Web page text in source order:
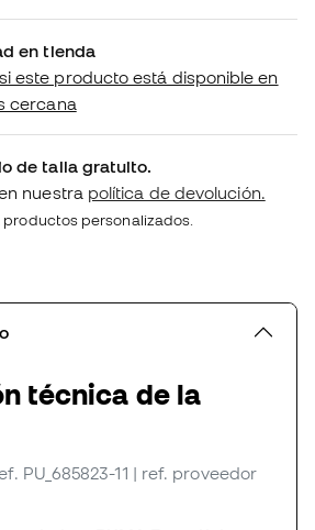
en tienda
este producto está disponible en
cercana
de talla gratuito.
nuestra política de devolución.
personalizados.
técnica de la
PU_685823-11 | ref. proveedor